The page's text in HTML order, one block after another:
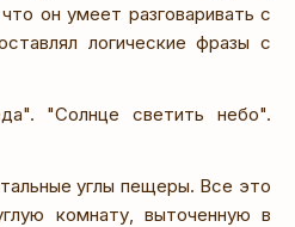
он умеет разговаривать с
логические фразы с
"Солнце светить небо".
углы пещеры. Все это
комнату, выточенную в